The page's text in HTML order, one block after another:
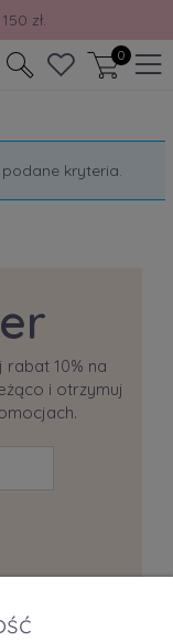
zł.
0
kryteria.
10% na
i otrzymuj